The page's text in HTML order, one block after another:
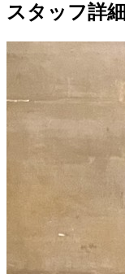
スタッフ詳細